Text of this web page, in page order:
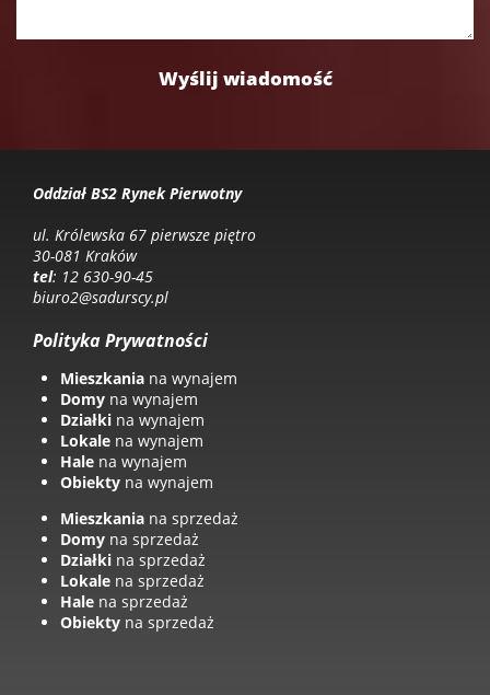
Oddział BS2 Rynek Pierwotny
ul. Królewska 67 pierwsze piętro
30-081 Kraków
tel: 12 630-90-45
biuro2@sadurscy.pl
Polityka Prywatności
Mieszkania na wynajem
Domy na wynajem
Działki na wynajem
Lokale na wynajem
Hale na wynajem
Obiekty na wynajem
Mieszkania na sprzedaż
Domy na sprzedaż
Działki na sprzedaż
Lokale na sprzedaż
Hale na sprzedaż
Obiekty na sprzedaż